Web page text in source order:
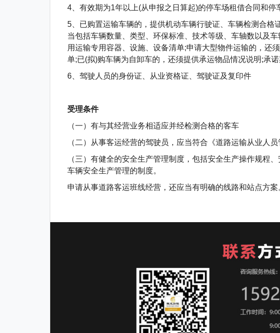
4、有效期为1年以上(从申报之日算起)的停车场租借合同和
5、已购置运输车辆的，提供机动车辆行驶证、车辆检测合格
当包括车辆数量、类型、环保标准、技术等级、车轴数以及
用运输专用容器、设施、设备清单;申请大型物件运输的，还
单;已(拟)购车辆为自卸车的，还须提供承运物品情况说明;承
6、驾驶人员的身份证、从业资格证、驾驶证及复印件
受理条件
（一）有与其经营业务相适应并经检测合格的客车
（二）从事客运经营的驾驶员，应当符合《道路运输从业
（三）有健全的安全生产管理制度，包括安全生产操作规程
车辆安全生产管理的制度。
申请从事道路客运班线经营，还应当有明确的线路和站点方案